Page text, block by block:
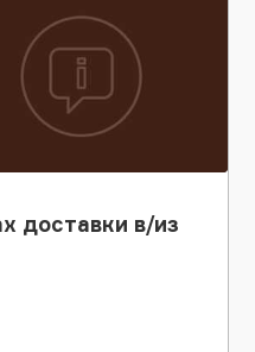
доставки в/из